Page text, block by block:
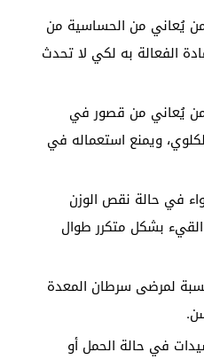
يُعاني من الحساسية من
الفعالة به لكي لا تحدث
يُعاني من قصور في
ويمنع استعماله في
في حالة نقص الوزن
بشكل متكرر طوال
لمرضى سرطان المعدة
في حالة الحمل أو